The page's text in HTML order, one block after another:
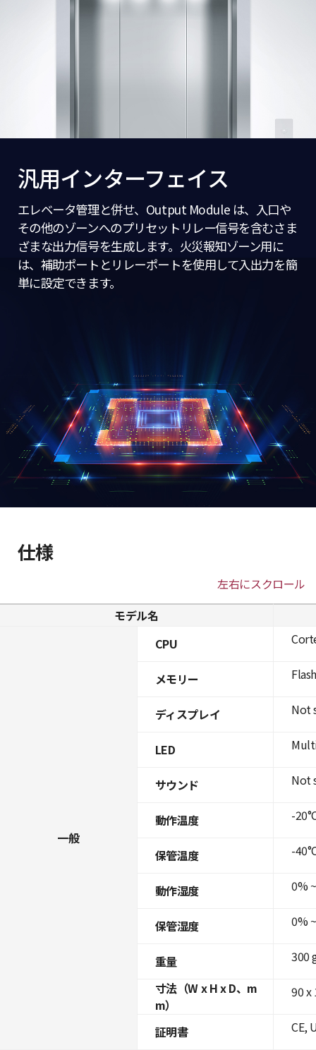
汎用インターフェイス
エレベータ管理と併せ、Output Module は、入口や
その他のゾーンへのプリセットリレー信号を含むさま
ざまな出力信号を生成します。火災報知ゾーン用に
は、補助ポートとリレーポートを使用して入出力を簡
単に設定できます。
仕様
左右にスクロール
モデル名
一般
CPU
メモリー
ディスプレイ
LED
サウンド
動作温度
保管温度
動作湿度
保管湿度
重量
寸法（W x H x D、m
m）
証明書
Not
Not
-
-
0%
0%
300
90 x
CE,